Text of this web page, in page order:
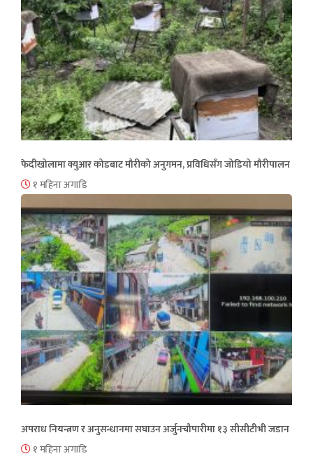
फेदीखोलामा क्युआर कोडबाट मौरीको अनुगमन, प्रविधिसँग जोडियो मौरीपालन
१ महिना अगाडि
अपराध नियन्त्रण र अनुसन्धानमा सघाउन अर्जुनचौपारीमा १३ सीसीटीभी जडान
१ महिना अगाडि